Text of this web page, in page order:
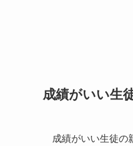
成績がいい生
成績がいい生徒の